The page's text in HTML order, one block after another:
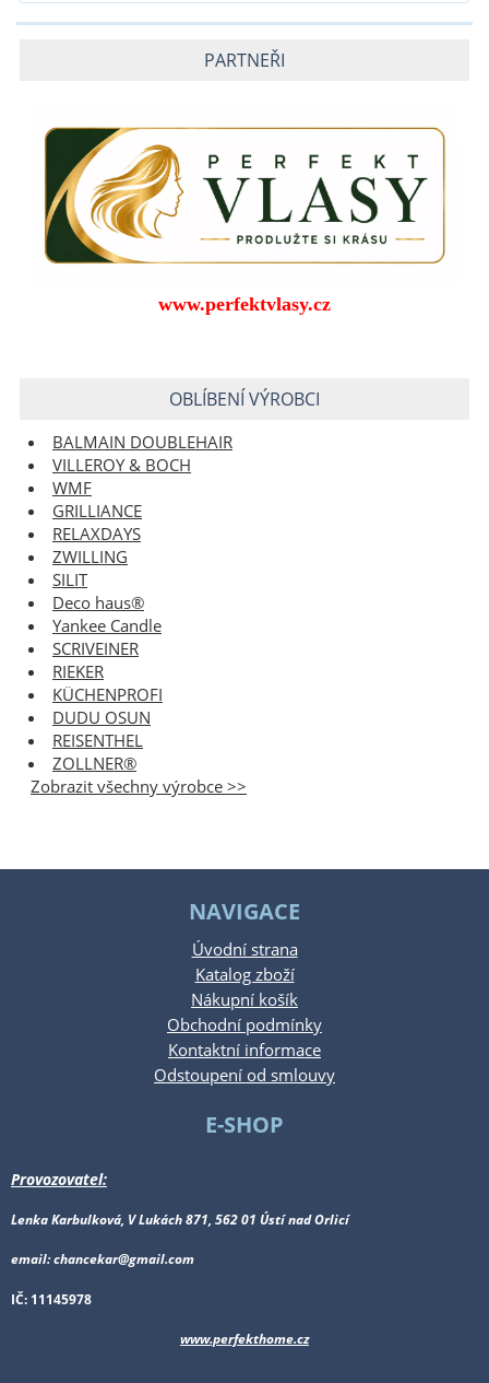
PARTNEŘI
www.perfektvlasy.cz
OBLÍBENÍ VÝROBCI
BALMAIN DOUBLEHAIR
VILLEROY & BOCH
WMF
GRILLIANCE
RELAXDAYS
ZWILLING
SILIT
Deco haus®
Yankee Candle
SCRIVEINER
RIEKER
KÜCHENPROFI
DUDU OSUN
REISENTHEL
ZOLLNER®
Zobrazit všechny výrobce >>
NAVIGACE
Úvodní strana
Katalog zboží
Nákupní košík
Obchodní podmínky
Kontaktní informace
Odstoupení od smlouvy
E-SHOP
Provozovatel:
Lenka Karbulková, V Lukách 871, 562 01 Ústí nad Orlicí
email: chancekar@gmail.com
IČ: 11145978
www.perfekthome.cz